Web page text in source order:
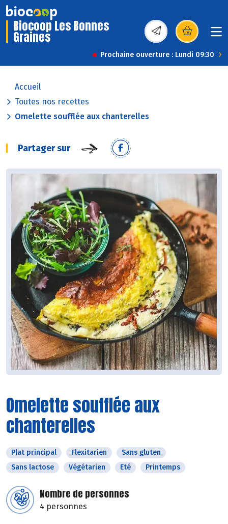
Biocoop Les Bonnes
Graines (s’ouvre dans une
Prochaine ouverture : Lundi 09:30
Accueil
Toutes nos recettes
Omelette soufflée aux chanterelles
Partager sur
Omelette soufflée aux
chanterelles
Plat principal Flexitarien
Sans gluten
Sans lactose
Végétarien Eté Printemps
Nombre de personnes
4 personnes